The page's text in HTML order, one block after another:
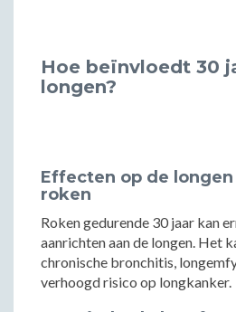
Hoe beïnvloedt 30
longen?
Effecten op de longen
roken
Roken gedurende 30 jaar kan
aanrichten aan de longen. Het
chronische bronchitis,
verhoogd risico op longkanker.